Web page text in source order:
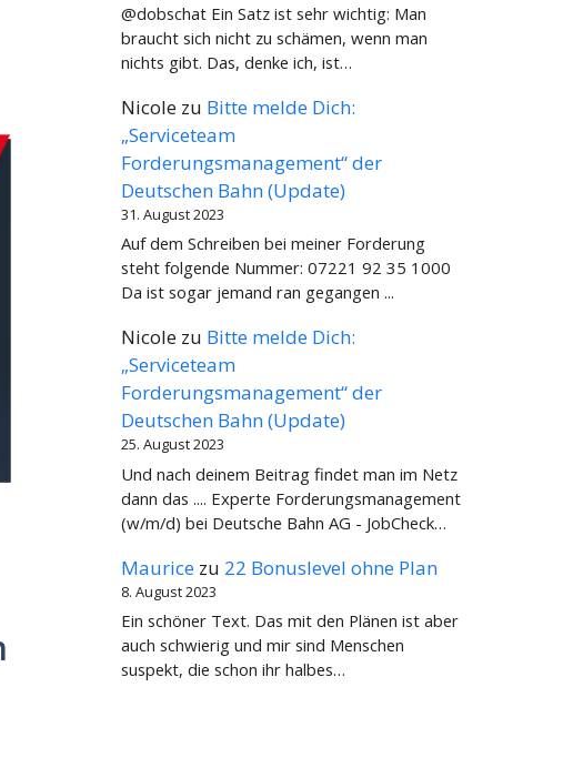
@dobschat Ein Satz ist sehr wichtig: Man
braucht sich nicht zu schämen, wenn man
nichts gibt. Das, denke ich, ist…
Nicole zu Bitte melde Dich:
„Serviceteam
Forderungsmanagement“ der
Deutschen Bahn (Update)
31. August 2023
Auf dem Schreiben bei meiner Forderung
steht folgende Nummer: 07221 92 35 1000
Da ist sogar jemand ran gegangen ...
Nicole zu Bitte melde Dich:
„Serviceteam
Forderungsmanagement“ der
Deutschen Bahn (Update)
25. August 2023
Und nach deinem Beitrag findet man im Netz
dann das .... Experte Forderungsmanagement
(w/m/d) bei Deutsche Bahn AG - JobCheck…
Maurice zu 22 Bonuslevel ohne Plan
8. August 2023
Ein schöner Text. Das mit den Plänen ist aber
auch schwierig und mir sind Menschen
suspekt, die schon ihr halbes…